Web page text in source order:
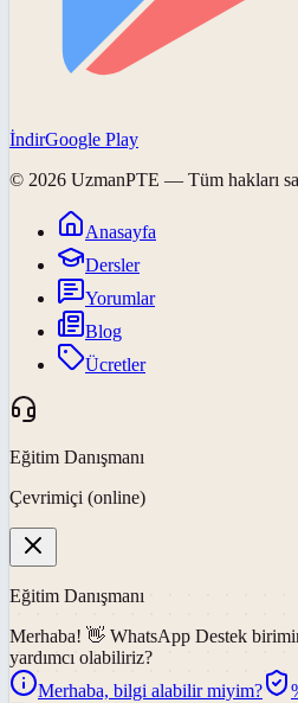
İndirGoogle Play
© 2026 UzmanPTE — Tüm hakları
Anasayfa
Dersler
Yorumlar
Blog
Ücretler
Eğitim Danışmanı
Çevrimiçi (online)
Eğitim Danışmanı
Merhaba! 👋 WhatsApp Destek
yardımcı olabiliriz?
Merhaba, bilgi alabilir miyim?